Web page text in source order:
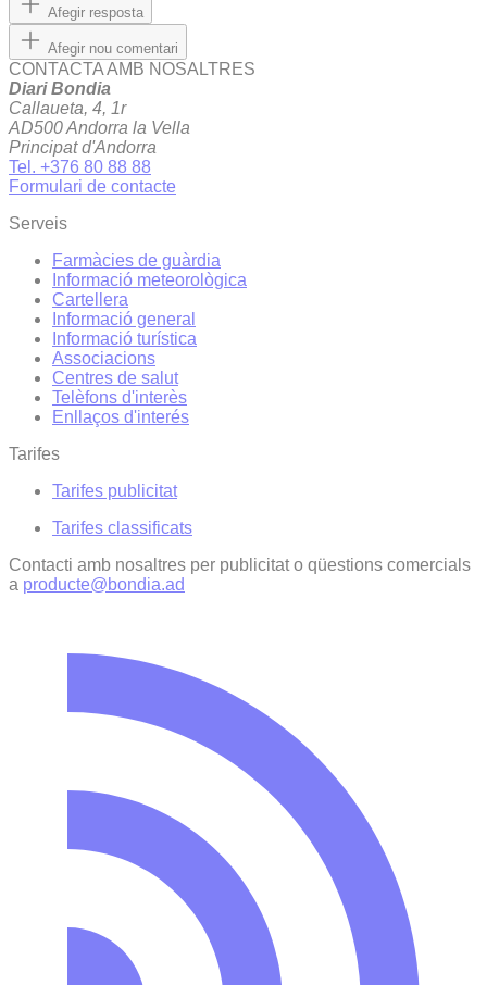
Afegir resposta
Afegir nou comentari
CONTACTA AMB NOSALTRES
Diari Bondia
Callaueta, 4, 1r
AD500 Andorra la Vella
Principat d'Andorra
Tel. +376 80 88 88
Formulari de contacte
Serveis
Farmàcies de guàrdia
Informació meteorològica
Cartellera
Informació general
Informació turística
Associacions
Centres de salut
Telèfons d'interès
Enllaços d'interés
Tarifes
Tarifes publicitat
Tarifes classificats
Contacti amb nosaltres per publicitat o qüestions comercials
a producte@bondia.ad